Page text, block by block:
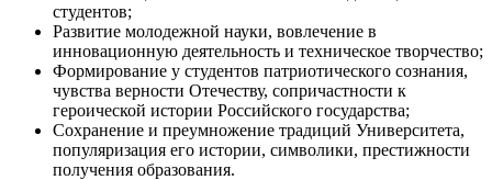
студентов;
Развитие молодежной науки, вовлечение в
инновационную деятельность и техническое творчество;
Формирование у студентов патриотического сознания,
чувства верности Отечеству, сопричастности к
героической истории Российского государства;
Сохранение и преумножение традиций Университета,
популяризация его истории, символики, престижности
получения образования.